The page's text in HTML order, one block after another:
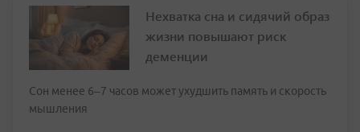
Нехватка сна и сидячий образ
жизни повышают риск
деменции
Сон менее 6–7 часов может ухудшить память и скорость
мышления